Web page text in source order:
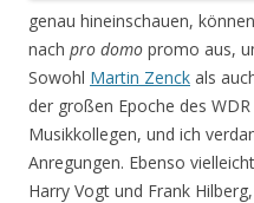
genau hineinschauen,
nach pro domo promo aus,
Sowohl Martin Zenck als
der großen Epoche des
Musikkollegen, und ich
Anregungen. Ebenso
Harry Vogt und Frank